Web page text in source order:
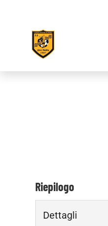
Riepilogo
Dettagli